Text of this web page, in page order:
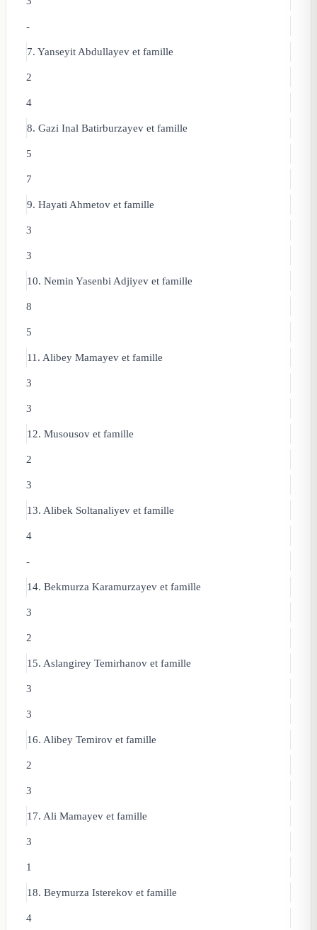
-
7. Yanseyit Abdullayev et famille
2
4
8. Gazi Inal Batirburzayev et famille
5
7
9. Hayati Ahmetov et famille
3
3
10. Nemin Yasenbi Adjiyev et famille
8
5
11. Alibey Mamayev et famille
3
3
12. Musousov et famille
2
3
13. Alibek Soltanaliyev et famille
4
-
14. Bekmurza Karamurzayev et famille
3
2
15. Aslangirey Temirhanov et famille
3
3
16. Alibey Temirov et famille
2
3
17. Ali Mamayev et famille
3
1
18. Beymurza Isterekov et famille
4